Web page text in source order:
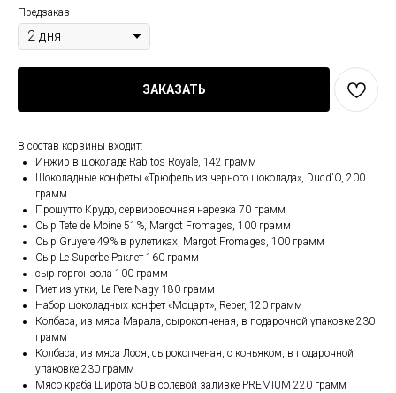
Предзаказ
ЗАКАЗАТЬ
В состав корзины входит:
Инжир в шоколаде Rabitos Royale, 142 грамм
Шоколадные конфеты «Трюфель из черного шоколада», Ducd'O, 200
грамм
Прошутто Крудо, сервировочная нарезка 70 грамм
Сыр Tete de Moine 51%, Margot Fromages, 100 грамм
Сыр Gruyere 49% в рулетиках, Margot Fromages, 100 грамм
Сыр Le Superbe Раклет 160 грамм
сыр горгонзола 100 грамм
Риет из утки, Le Pere Nagy 180 грамм
Набор шоколадных конфет «Моцарт», Reber, 120 грамм
Колбаса, из мяса Марала, сырокопченая, в подарочной упаковке 230
грамм
Колбаса, из мяса Лося, сырокопченая, с коньяком, в подарочной
упаковке 230 грамм
Мясо краба Широта 50 в солевой заливке PREMIUM 220 грамм